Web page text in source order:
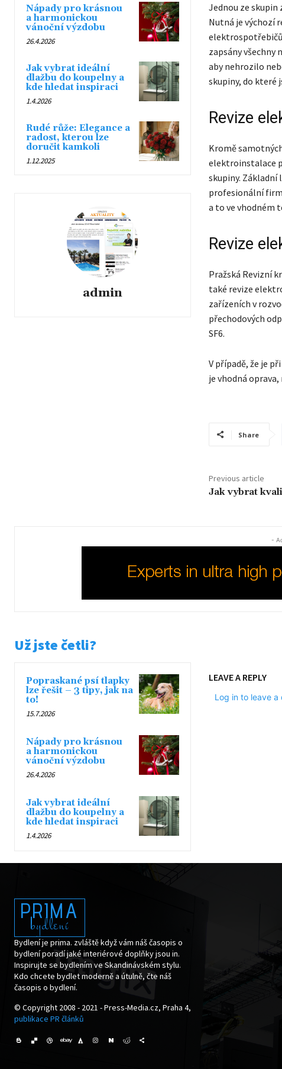
Nápady pro krásnou
a harmonickou
vánoční výzdobu
26.4.2026
Jak vybrat ideální
dlažbu do koupelny a
kde hledat inspiraci
1.4.2026
Rudé růže: Elegance a
radost, kterou lze
doručit kamkoli
1.12.2025
admin
Jednou ze
Nutná je výchozí
zapsány všechny
aby nehrozilo
skupiny, do které
Revize
Kromě
elektroinstalace
skupiny.
profesionální
a to ve vhodném
Revize
Pražská Revizní
také revize
zařízeních v
přechodových
SF6.
V případě, že je
je vhodná
Share
Previous article
Jak vybrat
-
Už jste četli?
Popraskané psí tlapky
lze řešit – 3 tipy, jak na
to!
15.7.2026
Nápady pro krásnou
a harmonickou
vánoční výzdobu
26.4.2026
Jak vybrat ideální
dlažbu do koupelny a
kde hledat inspiraci
1.4.2026
LEAVE A REPLY
Log in to leave a
PRIMA
bydlení
Bydlení je prima. zvláště když vám náš časopis o
bydlení poradí jaké interiérové doplňky jsou in.
Inspirujte se bydlením ve Skandinávském stylu.
Kdo chcete bydlet moderně a útulně, čte náš
časopis o bydlení.
© Copyright 2008 - 2021 - Press-Media.cz, Praha 4,
publikace PR článků